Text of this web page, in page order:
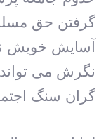
گرفتن حق
آسایش خویش
نگرش می
گران سنگ